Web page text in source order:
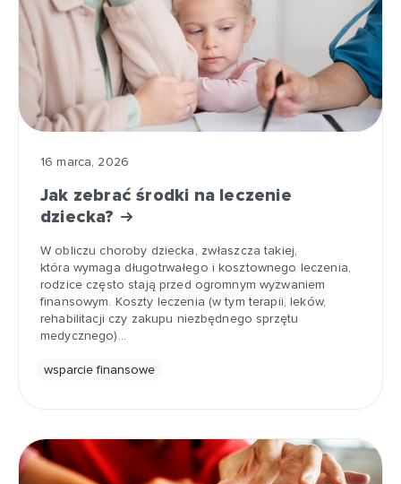
16 marca, 2026
Jak zebrać środki na leczenie
dziecka?
W obliczu choroby dziecka, zwłaszcza takiej,
która wymaga długotrwałego i kosztownego leczenia,
rodzice często stają przed ogromnym wyzwaniem
finansowym. Koszty leczenia (w tym terapii, leków,
rehabilitacji czy zakupu niezbędnego sprzętu
medycznego)…
wsparcie finansowe